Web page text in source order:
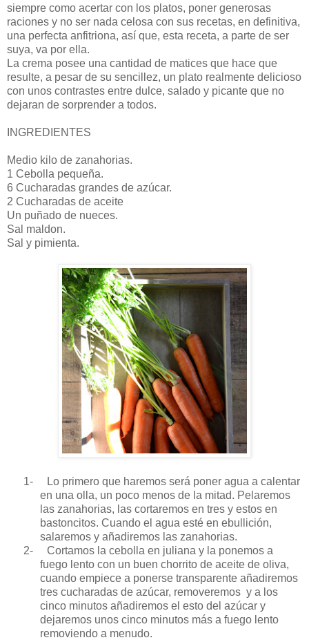
siempre como acertar con los platos, poner generosas
raciones y no ser nada celosa con sus recetas, en definitiva,
una perfecta anfitriona, así que, esta receta, a parte de ser
suya, va por ella.
La crema posee una cantidad de matices que hace que
resulte, a pesar de su sencillez, un plato realmente delicioso
con unos contrastes entre dulce, salado y picante que no
dejaran de sorprender a todos.
INGREDIENTES
Medio kilo de zanahorias.
1 Cebolla pequeña.
6 Cucharadas grandes de azúcar.
2 Cucharadas de aceite
Un puñado de nueces.
Sal maldon.
Sal y pimienta.
1-
Lo primero que haremos será poner agua a calentar
en una olla, un poco menos de la mitad. Pelaremos
las zanahorias, las cortaremos en tres y estos en
bastoncitos. Cuando el agua esté en ebullición,
salaremos y añadiremos las zanahorias.
2-
Cortamos la cebolla en juliana y la ponemos a
fuego lento con un buen chorrito de aceite de oliva,
cuando empiece a ponerse transparente añadiremos
tres cucharadas de azúcar, removeremos y a los
cinco minutos añadiremos el esto del azúcar y
dejaremos unos cinco minutos más a fuego lento
removiendo a menudo.